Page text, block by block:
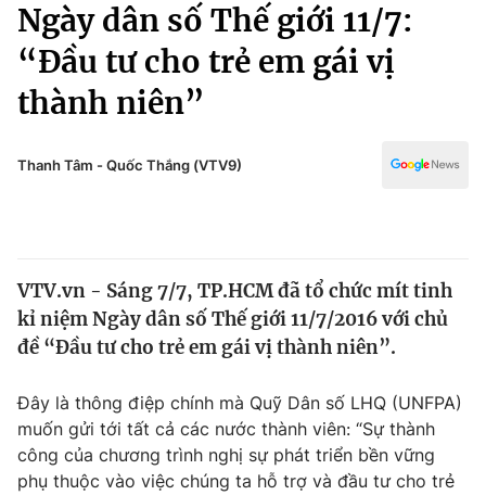
Chuyên mục
Chính trị
Thế giới
Thế giới đó đây
Câu chuyện quốc tế
Kinh tế
Tài chính
Thị trường
Dữ liệu và đời sống
Pháp luật
Kinh tế
Thể thao
Truyền hình
Ngày dân số Thế giới 11/7:
“Đầu tư cho trẻ em gái vị
thành niên”
Thanh Tâm - Quốc Thắng (VTV9)
VTV.vn - Sáng 7/7, TP.HCM đã tổ chức mít tinh
kỉ niệm Ngày dân số Thế giới 11/7/2016 với chủ
đề “Đầu tư cho trẻ em gái vị thành niên”.
Đây là thông điệp chính mà Quỹ Dân số LHQ (UNFPA)
muốn gửi tới tất cả các nước thành viên: “Sự thành
công của chương trình nghị sự phát triển bền vững
phụ thuộc vào việc chúng ta hỗ trợ và đầu tư cho trẻ